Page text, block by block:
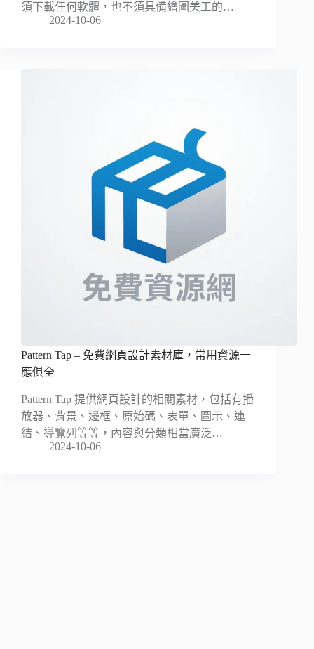
須下載任何軟體，也不須具備繪圖美工的…
2024-10-06
Pattern Tap – 免費網頁設計素材庫，常用資源一
應俱全
Pattern Tap 提供網頁設計的相關素材，包括有播
放器、背景、邊框、原始碼、表單、圖示、連
結、導覽列等等，內容與分類相當廣泛…
2024-10-06